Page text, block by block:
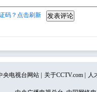
码？点击刷新
央电视台网站 关于CCTV.com 人